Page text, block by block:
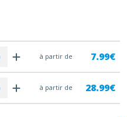
à partir de 7.99€
à partir de 28.99€